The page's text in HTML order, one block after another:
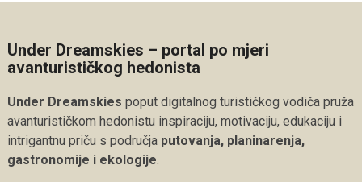
Under Dreamskies – portal po mjeri
avanturističkog hedonista
Under Dreamskies poput digitalnog turističkog vodiča pruža
avanturističkom hedonistu inspiraciju, motivaciju, edukaciju i
intrigantnu priču s područja putovanja, planinarenja,
gastronomije i ekologije.